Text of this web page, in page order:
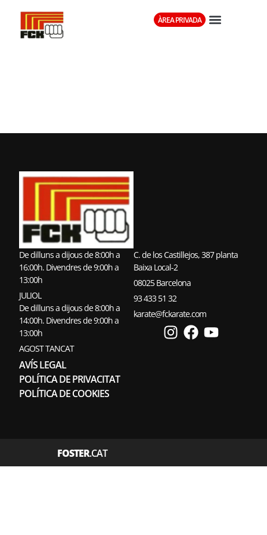
ÀREA PRIVADA
De dilluns a dijous de 8:00h a
16:00h. Divendres de 9:00h a
13:00h
JULIOL
De dilluns a dijous de 8:00h a
14:00h. Divendres de 9:00h a
13:00h
AGOST TANCAT
AVÍS LEGAL
POLÍTICA DE PRIVACITAT
POLÍTICA DE COOKIES
C. de los Castillejos, 387 planta
Baixa Local-2
08025 Barcelona
93 433 51 32
karate@fckarate.com
FOSTER.CAT